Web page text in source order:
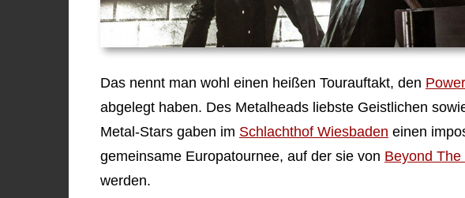
Das nennt man wohl einen heißen Tourauftakt, den
abgelegt haben. Des Metalheads liebste Geistlichen
Metal-Stars gaben im Schlachthof Wiesbaden einen
gemeinsame Europatournee, auf der sie von Beyond The
werden.